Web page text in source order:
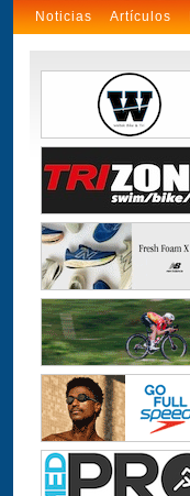
Noticias Artículos